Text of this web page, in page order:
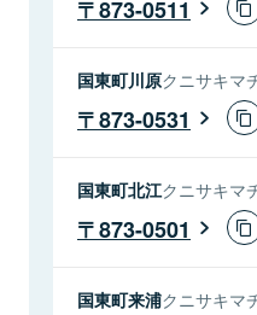
873-0511
国東町川原クニサキマ
873-0531
国東町北江クニサキマ
873-0501
国東町来浦クニサキマ